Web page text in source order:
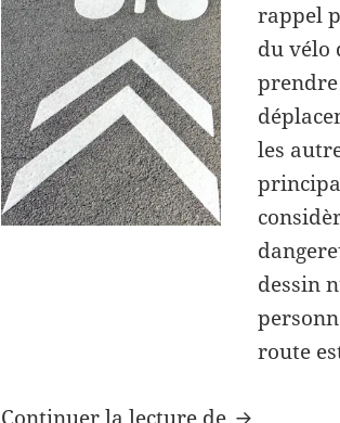
rappel
du vélo
les
dessin
route
Attention